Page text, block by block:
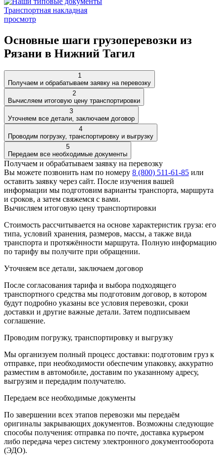
Транспортная накладная
просмотр
Основные шаги грузоперевозки из
Рязани в Нижний Тагил
1
Получаем и обрабатываем заявку на перевозку
2
Вычисляем итоговую цену транспортировки
3
Уточняем все детали, заключаем договор
4
Проводим погрузку, транспортировку и выгрузку
5
Передаем все необходимые документы
Получаем и обрабатываем заявку на перевозку
Вы можете позвонить нам по номеру 8 (800) 511-61-85 или
оставить заявку через сайт. После изучения вашей
информации мы подготовим варианты транспорта, маршрута
и сроков, а затем свяжемся с вами.
Вычисляем итоговую цену транспортировки
Стоимость рассчитывается на основе характеристик груза: его
типа, условий хранения, размеров, массы, а также вида
транспорта и протяжённости маршрута. Полную информацию
по тарифу вы получите при обращении.
Уточняем все детали, заключаем договор
После согласования тарифа и выбора подходящего
транспортного средства мы подготовим договор, в котором
будут подробно указаны все условия перевозки, сроки
доставки и другие важные детали. Затем подписываем
соглашение.
Проводим погрузку, транспортировку и выгрузку
Мы организуем полный процесс доставки: подготовим груз к
отправке, при необходимости обеспечим упаковку, аккуратно
разместим в автомобиле, доставим по указанному адресу,
выгрузим и передадим получателю.
Передаем все необходимые документы
По завершении всех этапов перевозки мы передаём
оригиналы закрывающих документов. Возможны следующие
способы получения: отправка по почте, доставка курьером
либо передача через систему электронного документооборота
(ЭДО).